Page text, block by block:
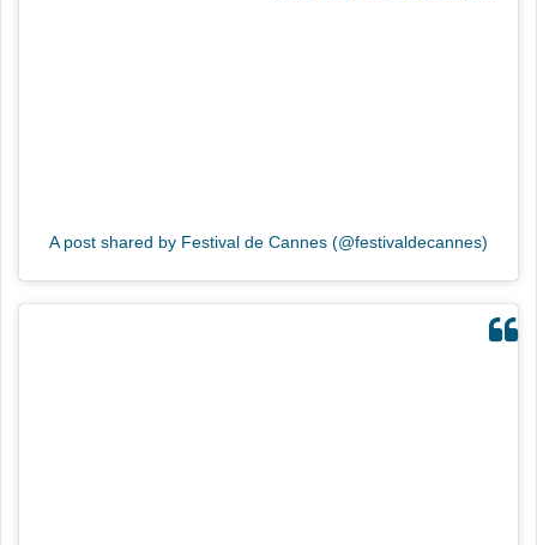
A post shared by Festival de Cannes (@festivaldecannes)